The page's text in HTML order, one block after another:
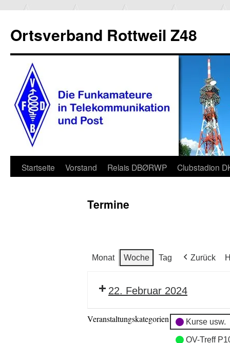
Ortsverband Rottweil Z48
Zum
Startseite Vorstand Relais DBØRWP Clubstadion
Termine
Monat Woche Tag Zurück
22. Februar 2024
Veranstaltungskategorien Kurse usw.
OV-Treff